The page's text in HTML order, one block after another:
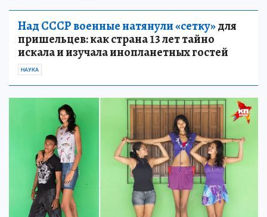
Над СССР военные натянули «сетку»для
пришельцев: как страна 13 лет тайно
искала и изучала инопланетных гостей
НАУКА